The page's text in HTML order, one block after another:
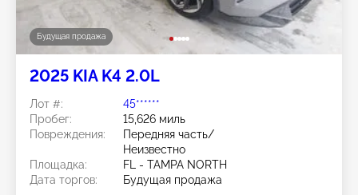
Будущая продажа
2025 KIA K4 2.0L
Лот #:
45******
Пробег:
15,626 миль
Повреждения:
Передняя часть/
Неизвестно
Площадка:
FL - TAMPA NORTH
Дата торгов:
Будущая продажа